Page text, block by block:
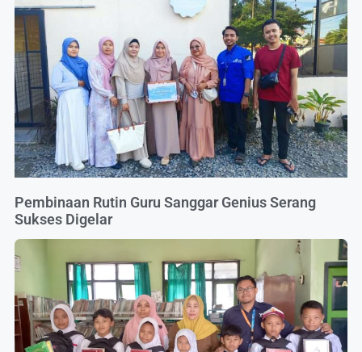
Pembinaan Rutin Guru Sanggar Genius Serang
Sukses Digelar